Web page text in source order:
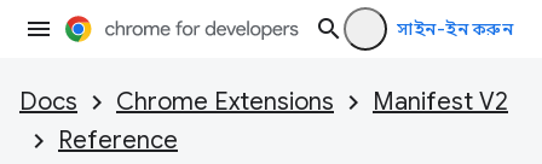
সাইন-ইন করুন
Docs Chrome Extensions
Manifest V2
Reference